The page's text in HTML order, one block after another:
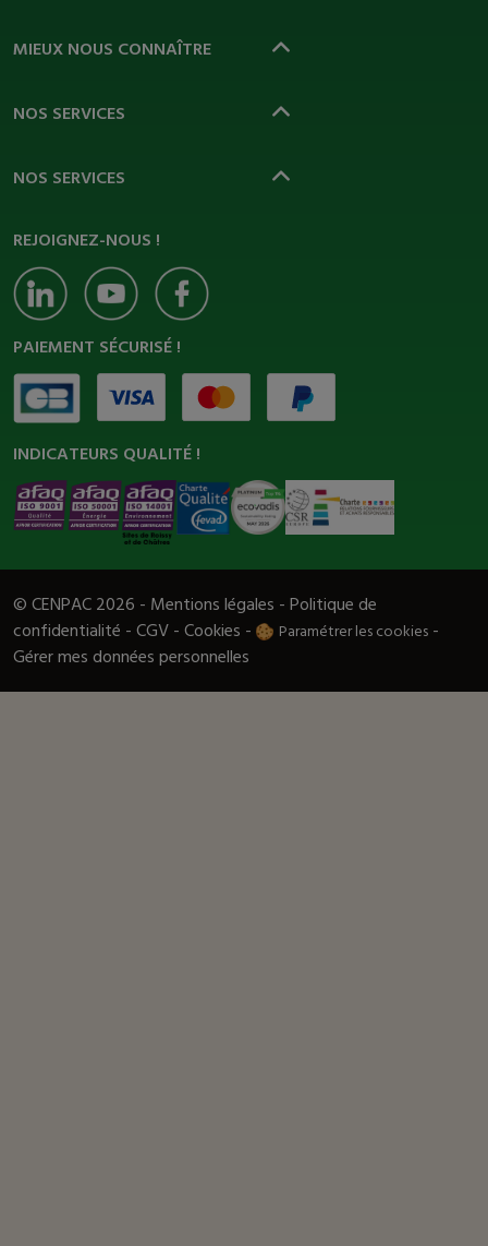
MIEUX NOUS CONNAÎTRE
NOS SERVICES
NOS SERVICES
REJOIGNEZ-NOUS !
PAIEMENT SÉCURISÉ !
INDICATEURS QUALITÉ !
© CENPAC 2026 - Mentions légales -Politique de
confidentialité -CGV-Cookies - Paramétrer les cookies -
Gérer mes données personnelles